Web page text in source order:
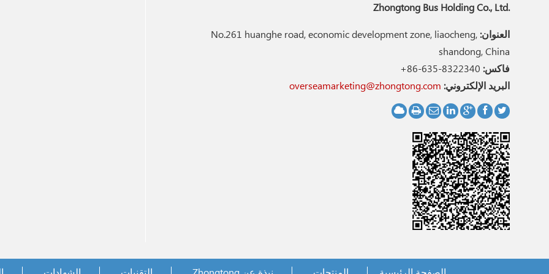
Zhongtong Bus Holding Co., Ltd.
العنوان: No.261 huanghe road, economic development zone, liaocheng,
shandong, China
فاكس: +86-635-8322340
البريد الإلكتروني: overseamarketing@zhongtong.com